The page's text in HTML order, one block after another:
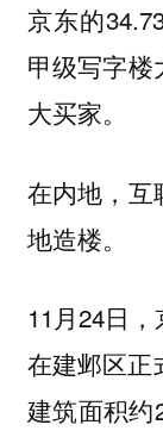
京东的
甲级写字楼
大买家。
在内地，互
地造楼。
11月24日
在建邺区正
建筑面积约